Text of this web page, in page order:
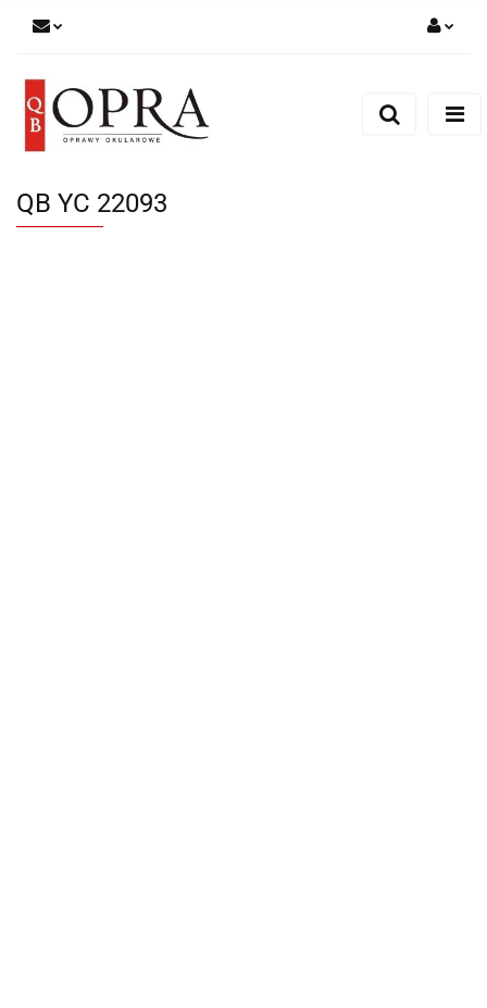
Zarejestruj się
QB YC 22093